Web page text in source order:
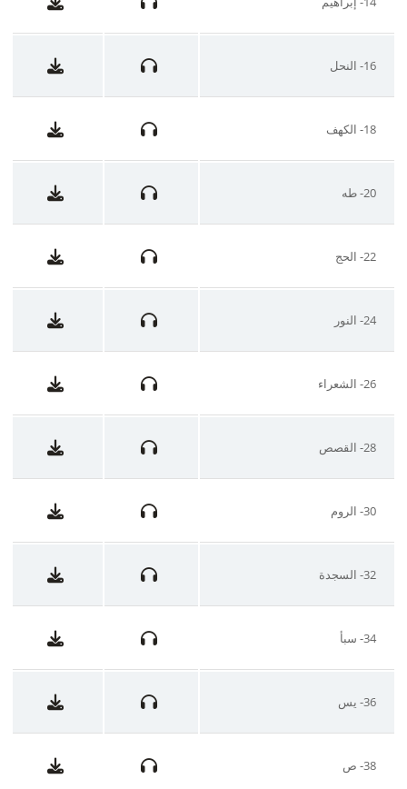
16- النحل
18- الكهف
20- طه
22- الحج
24- النور
26- الشعراء
28- القصص
30- الروم
32- السجدة
34- سبأ
36- يس
38- ص